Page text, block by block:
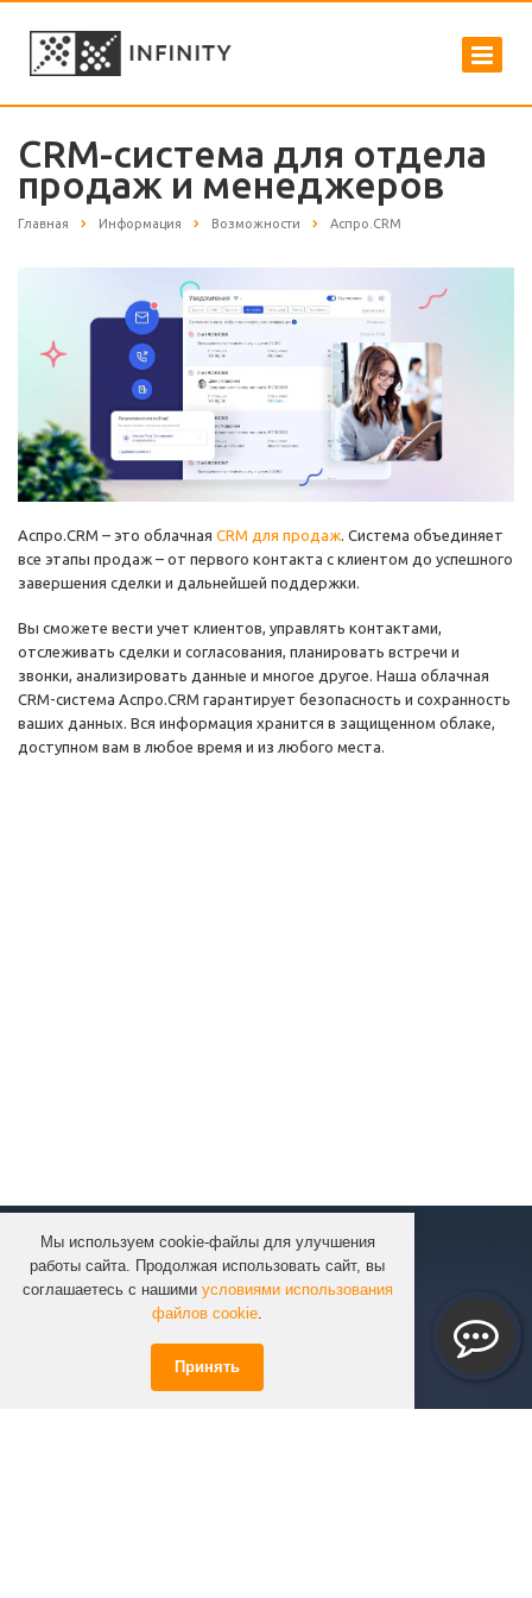
Мы используем cookie-файлы для улучшения
работы сайта. Продолжая использовать сайт, вы
соглашаетесь с нашими условиями использования
файлов cookie.
Принять
CRM-система для отдела
продаж и менеджеров
Главная Информация Возможности Аспро.CRM
Аспро.CRM – это облачная CRM для продаж . Система объединяет
все этапы продаж – от первого контакта с клиентом до успешного
завершения сделки и дальнейшей поддержки.
Вы сможете вести учет клиентов, управлять контактами,
отслеживать сделки и согласования, планировать встречи и
звонки, анализировать данные и многое другое. Наша облачная
CRM-система Аспро.CRM гарантирует безопасность и сохранность
ваших данных. Вся информация хранится в защищенном облаке,
доступном вам в любое время и из любого места.
КОМПАНИЯ
КАТАЛОГ
УСЛУГИ
ИНФОРМАЦИЯ